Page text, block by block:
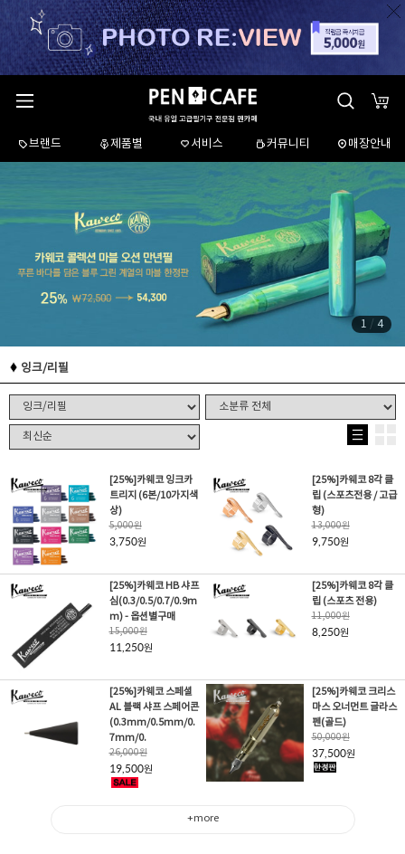
브랜드 제품별 서비스 커뮤니티 매장안내
1 / 4
잉크/리필
[25%]카웨코 잉크카
트리지 (6본/10가지색
상)
5,000원
3,750원
[25%]카웨코 8각 클
립 (스포츠전용 / 고급
형)
13,000원
9,750원
[25%]카웨코 HB 샤프
심(0.3/0.5/0.7/0.9m
m) - 옵션별구매
15,000원
11,250원
[25%]카웨코 8각 클
립 (스포츠 전용)
11,000원
8,250원
[25%]카웨코 스페셜
AL 블랙 샤프 스페어콘
(0.3mm/0.5mm/0.
7mm/0.
26,000원
19,500원
[25%]카웨코 크리스
마스 오너먼트 글라스
펜(골드)
50,000원
37,500원
+more